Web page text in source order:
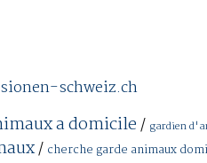
schweiz.ch
a domicile/ gardien
/ cherche garde animaux